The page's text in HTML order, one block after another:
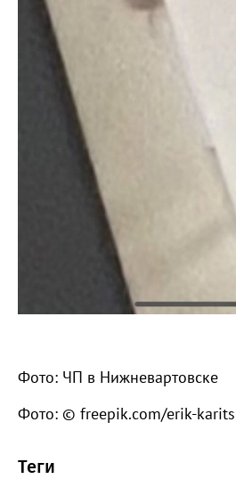
Фото: ЧП в Нижневартовске
Фото: © freepik.com/erik-
Теги